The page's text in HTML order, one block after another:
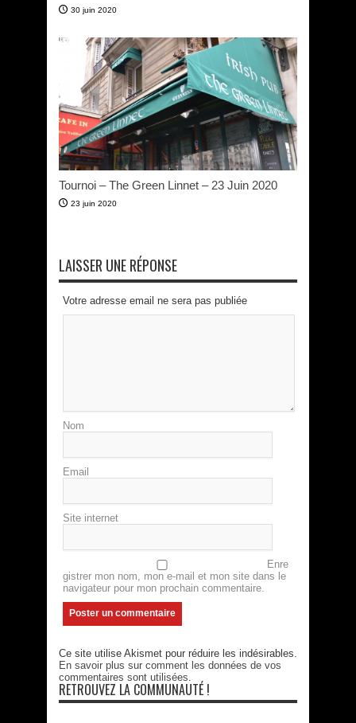
30 juin 2020
Tournoi – The Green Linnet – 23 Juin 2020
23 juin 2020
LAISSER UNE RÉPONSE
Votre adresse email ne sera pas publiée
Nom
Email
Site internet
Enre
gistrer mon nom, mon e-mail et mon site dans le
navigateur pour mon prochain commentaire.
Ce site utilise Akismet pour réduire les indésirables.
En savoir plus sur comment les données de vos
commentaires sont utilisées
RETROUVEZ LA COMMUNAUTÉ !